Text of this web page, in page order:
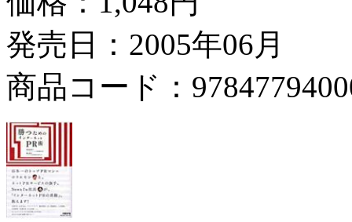
発売日：2005年06月
商品コード：